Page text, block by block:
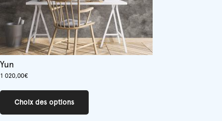
Yun
1 020,00€
Choix des options